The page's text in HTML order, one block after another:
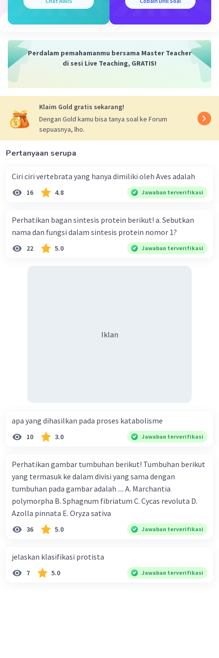
Perdalam pemahamanmu bersama Master Teacher
di sesi Live Teaching, GRATIS!
Klaim Gold gratis sekarang!
Dengan Gold kamu bisa tanya soal ke Forum
sepuasnya, lho.
Pertanyaan serupa
Ciri ciri vertebrata yang hanya dimiliki oleh Aves adalah
16 4.8 Jawaban terverifikasi
Perhatikan bagan sintesis protein berikut! a. Sebutkan
nama dan fungsi dalam sintesis protein nomor 1?
22 5.0 Jawaban terverifikasi
Iklan
apa yang dihasilkan pada proses katabolisme
10 3.0 Jawaban terverifikasi
Perhatikan gambar tumbuhan berikut! Tumbuhan berikut
yang termasuk ke dalam divisi yang sama dengan
tumbuhan pada gambar adalah .... A. Marchantia
polymorpha B. Sphagnum fibriatum C. Cycas revoluta D.
Azolla pinnata E. Oryza sativa
36 5.0 Jawaban terverifikasi
jelaskan klasifikasi protista
7 5.0 Jawaban terverifikasi